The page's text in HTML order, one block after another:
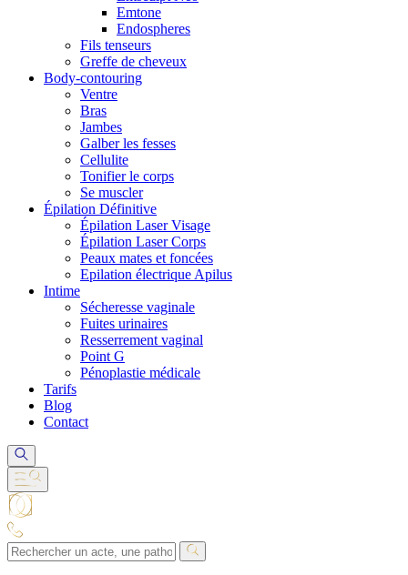
Emtone
Endospheres
Fils tenseurs
Greffe de cheveux
Body-contouring
Ventre
Bras
Jambes
Galber les fesses
Cellulite
Tonifier le corps
Se muscler
Épilation Définitive
Épilation Laser Visage
Épilation Laser Corps
Peaux mates et foncées
Epilation électrique Apilus
Intime
Sécheresse vaginale
Fuites urinaires
Resserrement vaginal
Point G
Pénoplastie médicale
Tarifs
Blog
Contact